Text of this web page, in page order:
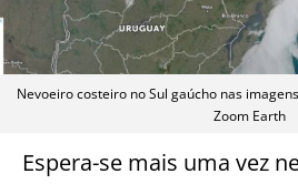
Nevoeiro costeiro no Sul gaúcho nas
Zoom Earth
Espera-se mais uma vez